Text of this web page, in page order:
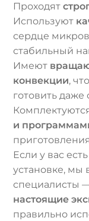
Проходят
Используют
сердце
стабильный
Имеют
конвекции,
готовить
и
Если у вас
установке, мы
специалисты
настоящие
правильно